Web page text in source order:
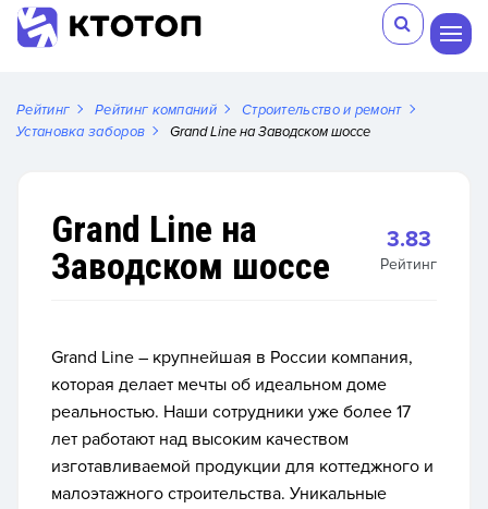
Рейтинг Рейтинг компаний
Строительство и ремонт
Установка заборов
Grand Line на Заводском шоссе
Grand Line на
Заводском шоссе
3.83
Рейтинг
Grand Line – крупнейшая в России компания,
которая делает мечты об идеальном доме
реальностью. Наши сотрудники уже более 17
лет работают над высоким качеством
изготавливаемой продукции для коттеджного и
малоэтажного строительства. Уникальные